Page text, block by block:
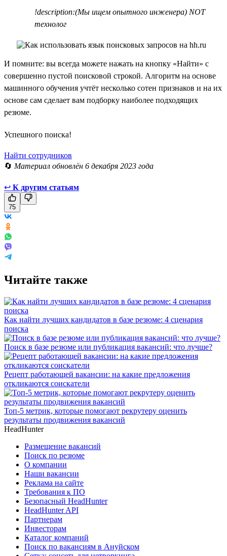
!description:(Мы ищем опытного инженера) NOT
технолог
И помните: вы всегда можете нажать на кнопку «Найти» с
совершенно пустой поисковой строкой. Алгоритм на основе
машинного обучения учтёт несколько сотен признаков и на их
основе сам сделает вам подборку наиболее подходящих
резюме.
Успешного поиска!
Найти сотрудников
🔄 Материал обновлён 6 декабря 2023 года
↩ К другим статьям
75
Читайте также
Как найти лучших кандидатов в базе резюме: 4 сценария
поиска
Поиск в базе резюме или публикация вакансий: что лучше?
Рецепт работающей вакансии: на какие предложения
откликаются соискатели
Топ-5 метрик, которые помогают рекрутеру оценить
результаты продвижения вакансий
HeadHunter
Размещение вакансий
Поиск по резюме
О компании
Наши вакансии
Реклама на сайте
Требования к ПО
Безопасный HeadHunter
HeadHunter API
Партнерам
Инвесторам
Каталог компаний
Поиск по вакансиям в Ануйском